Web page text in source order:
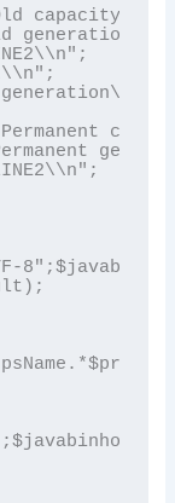
capacity\\n";
generation